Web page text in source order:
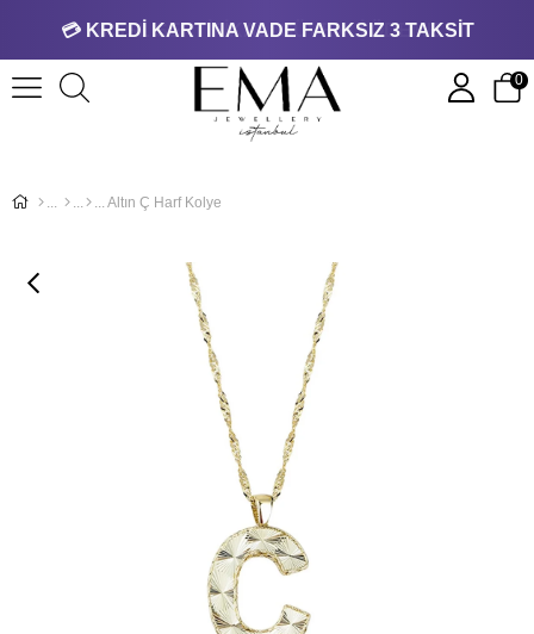
💳 KREDİ KARTINA VADE FARKSIZ 3 TAKSİT
0
Altın Ç Harf Kolye